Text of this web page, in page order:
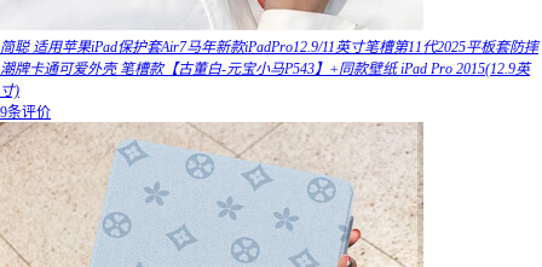
简聪 适用苹果iPad保护套Air7马年新款iPadPro12.9/11英寸笔槽第11代2025平板套防摔
潮牌卡通可爱外壳 笔槽款【古董白-元宝小马P543】+同款壁纸 iPad Pro 2015(12.9英
寸)
9条评价